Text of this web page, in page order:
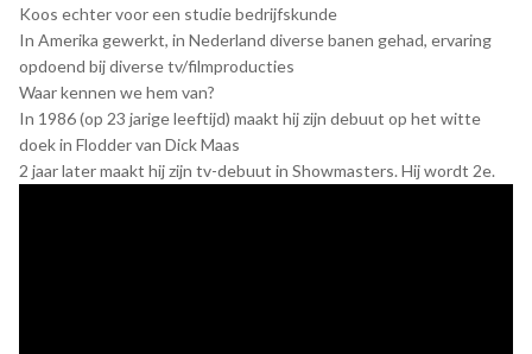
Koos echter voor een studie bedrijfskunde
In Amerika gewerkt, in Nederland diverse banen gehad, ervaring
opdoend bij diverse tv/filmproducties
Waar kennen we hem van?
In 1986 (op 23 jarige leeftijd) maakt hij zijn debuut op het witte
doek in Flodder van Dick Maas
2 jaar later maakt hij zijn tv-debuut in Showmasters. Hij wordt 2e.